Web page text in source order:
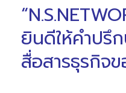
ยินดีให้คำปรึ
สื่อสารธุรกิจ